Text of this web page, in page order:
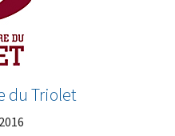
du Triolet